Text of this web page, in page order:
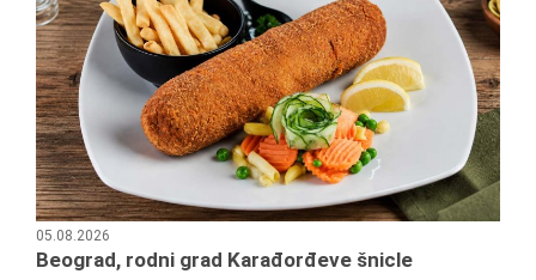
05.08.2026
Beograd, rodni grad Karađorđeve šnicle